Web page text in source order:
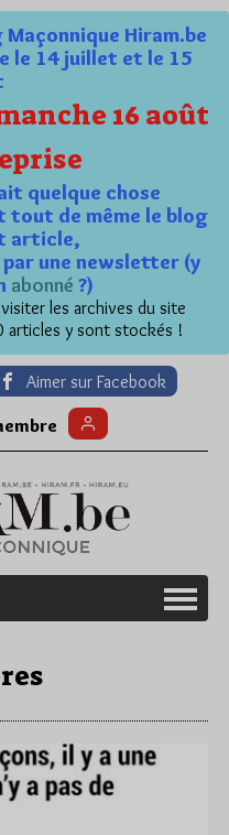
Hiram.be
le 14 juillet et le 15
16 août
quelque chose
de même le blog
article,
une newsletter (y
abonné ?)
les archives du site
articles y sont stockés !
Aimer sur Facebook